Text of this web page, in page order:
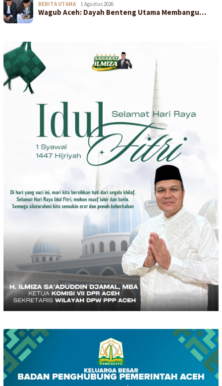
BERITA UTAMA 1 Agustus 2026
Wagub Aceh: Dayah Benteng Utama Membangu…